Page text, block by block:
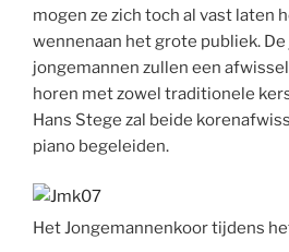
mogen ze zich toch al vast laten
wennenaan het grote publiek.
jongemannen zullen een
horen met zowel traditionele
Hans Stege zal beide
piano begeleiden.
Het Jongemannenkoor tijdens